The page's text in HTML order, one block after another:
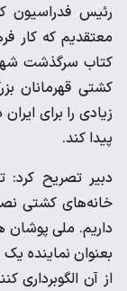
رئیس فدراسیون
معتقدیم که کار
کتاب سرگذشت
کشتی قهرمانان
زیادی را برای
پیدا کند.
دبیر تصریح کرد:
داریم. ملی پوشان
بعنوان نماینده
از آن الگوبرداری